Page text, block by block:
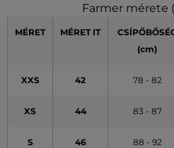
Farmer mérete
MÉRET MÉRET IT
(cm)
XXS 42 78 - 82
XS 44 83 - 87
S 46 88 - 92